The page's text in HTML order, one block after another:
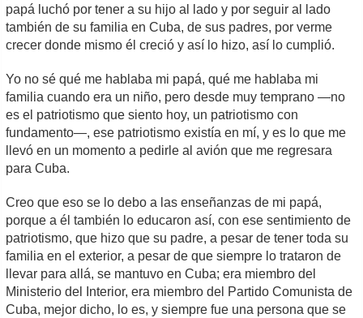
papá luchó por tener a su hijo al lado y por seguir al lado
también de su familia en Cuba, de sus padres, por verme
crecer donde mismo él creció y así lo hizo, así lo cumplió.
Yo no sé qué me hablaba mi papá, qué me hablaba mi
familia cuando era un niño, pero desde muy temprano —no
es el patriotismo que siento hoy, un patriotismo con
fundamento—, ese patriotismo existía en mí, y es lo que me
llevó en un momento a pedirle al avión que me regresara
para Cuba.
Creo que eso se lo debo a las enseñanzas de mi papá,
porque a él también lo educaron así, con ese sentimiento de
patriotismo, que hizo que su padre, a pesar de tener toda su
familia en el exterior, a pesar de que siempre lo trataron de
llevar para allá, se mantuvo en Cuba; era miembro del
Ministerio del Interior, era miembro del Partido Comunista de
Cuba, mejor dicho, lo es, y siempre fue una persona que se